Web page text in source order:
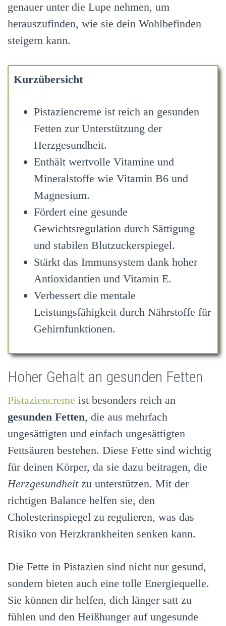
genauer unter die Lupe nehmen, um
herauszufinden, wie sie dein Wohlbefinden
steigern kann.
Kurzübersicht
Pistaziencreme ist reich an gesunden
Fetten zur Unterstützung der
Herzgesundheit.
Enthält wertvolle Vitamine und
Mineralstoffe wie Vitamin B6 und
Magnesium.
Fördert eine gesunde
Gewichtsregulation durch Sättigung
und stabilen Blutzuckerspiegel.
Stärkt das Immunsystem dank hoher
Antioxidantien und Vitamin E.
Verbessert die mentale
Leistungsfähigkeit durch Nährstoffe für
Gehirnfunktionen.
Hoher Gehalt an gesunden Fetten
Pistaziencreme ist besonders reich an
gesunden Fetten, die aus mehrfach
ungesättigten und einfach ungesättigten
Fettsäuren bestehen. Diese Fette sind wichtig
für deinen Körper, da sie dazu beitragen, die
Herzgesundheitzu unterstützen. Mit der
richtigen Balance helfen sie, den
Cholesterinspiegel zu regulieren, was das
Risiko von Herzkrankheiten senken kann.
Die Fette in Pistazien sind nicht nur gesund,
sondern bieten auch eine tolle Energiequelle.
Sie können dir helfen, dich länger satt zu
fühlen und den Heißhunger auf ungesunde